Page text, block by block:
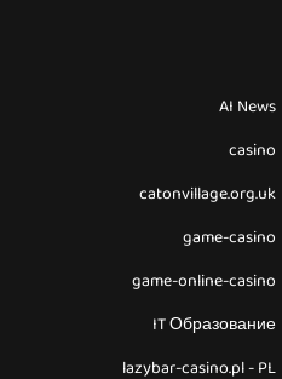
AI News
casino
catonvillage.org.uk
game-casino
game-online-casino
IT Образование
lazybar-casino.pl - PL